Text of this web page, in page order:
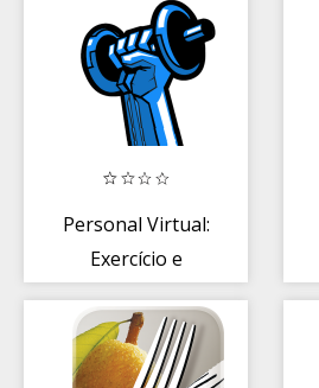
mindfulness
Personal Virtual:
Exercício e
saudável